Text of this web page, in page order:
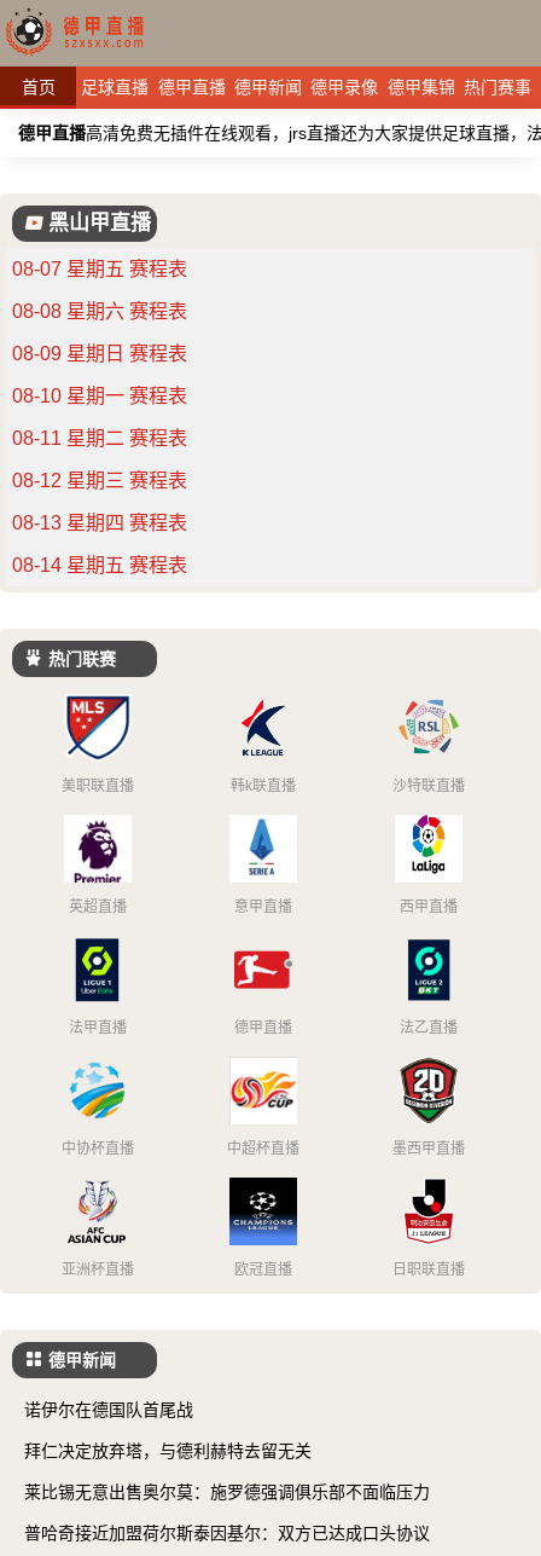
首页 足球直播 德甲直播 德甲新闻 德甲录像 德甲集锦 热门赛事
德甲直播高清免费无插件在线观看，jrs直播还为大家提供足球直播，
黑山甲直播
08-07 星期五 赛程表
08-08 星期六 赛程表
08-09 星期日 赛程表
08-10 星期一 赛程表
08-11 星期二 赛程表
08-12 星期三 赛程表
08-13 星期四 赛程表
08-14 星期五 赛程表
热门联赛
美职联直播 韩k联直播 沙特联直播
英超直播 意甲直播 西甲直播
法甲直播 德甲直播 法乙直播
中协杯直播 中超杯直播 墨西甲直播
亚洲杯直播 欧冠直播 日职联直播
德甲新闻
诺伊尔在德国队首尾战
拜仁决定放弃塔，与德利赫特去留无关
莱比锡无意出售奥尔莫：施罗德强调俱乐部不面临压力
普哈奇接近加盟荷尔斯泰因基尔：双方已达成口头协议